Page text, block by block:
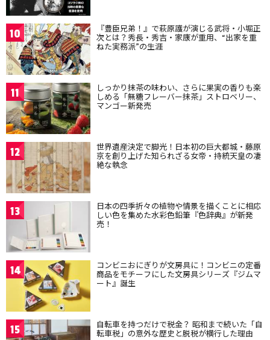
10 『豊臣兄弟！』で萩原護が演じる武将・小堀正
次とは？秀長・秀吉・家康が重用、“出家を重
ねた実務派”の生涯
11 しっかり抹茶の味わい、さらに果実の香りも楽
しめる「無糖フレーバー抹茶」ストロベリー、
マンゴー新発売
12 世界遺産決定で脚光！日本初の巨大都城・藤原
京を創り上げた知られざる女帝・持統天皇の凄
絶な執念
13 日本の四季折々の植物や情景を描くことに相応
しい色を集めた水彩色鉛筆『色辞典』が新発
売！
14 コンビニおにぎりが文房具に！コンビニの定番
商品をモチーフにした文房具シリーズ『ジムマ
ート』誕生
15 自転車を持つだけで税金？ 昭和まで続いた「自
転車税」の意外な歴史と脱税が横行した理由